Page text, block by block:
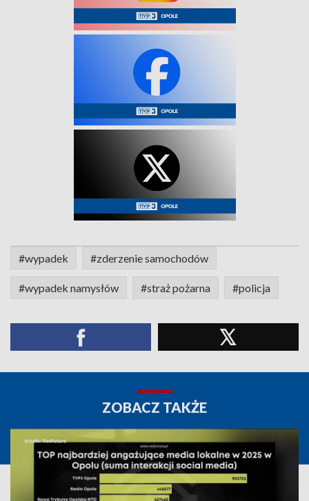
#wypadek #zderzenie samochodów
#wypadek namysłów #straż pożarna #policja
ZOBACZ TAKŻE